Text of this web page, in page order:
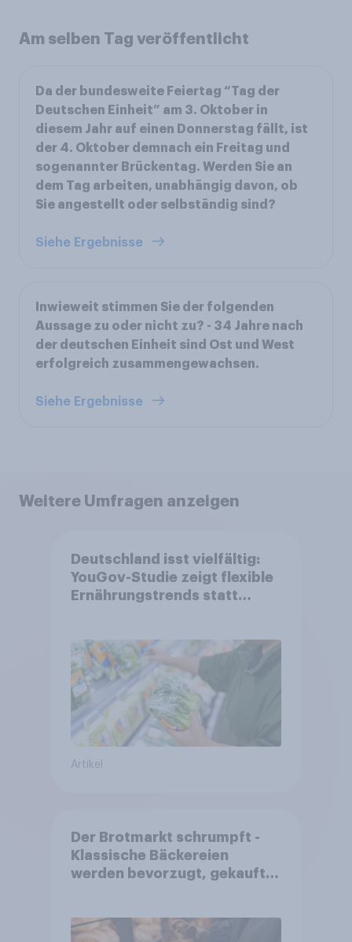
Am selben Tag veröffentlicht
Da der bundesweite Feiertag “Tag der
Deutschen Einheit” am 3. Oktober in
diesem Jahr auf einen Donnerstag fällt, ist
der 4. Oktober demnach ein Freitag und
sogenannter Brückentag. Werden Sie an
dem Tag arbeiten, unabhängig davon, ob
Sie angestellt oder selbständig sind?
Siehe Ergebnisse
Inwieweit stimmen Sie der folgenden
Aussage zu oder nicht zu? - 34 Jahre nach
der deutschen Einheit sind Ost und West
erfolgreich zusammengewachsen.
Siehe Ergebnisse
Weitere Umfragen anzeigen
Deutschland isst vielfältig:
YouGov-Studie zeigt flexible
Ernährungstrends statt
Artikel
Der Brotmarkt schrumpft -
Klassische Bäckereien
werden bevorzugt, gekauft